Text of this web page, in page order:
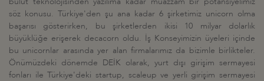
söz konusu. Türkiye'den şu ana kadar 6 şirketimiz unicorn olma
başarısı gösterirken, bu şirketlerden ikisi 10 milyar dolarlık
büyüklüğe erişerek decacorn oldu. İş Konseyimizin üyeleri içinde
bu unicornlar arasında yer alan firmalarımız da bizimle birlikteler.
Önümüzdeki dönemde DEİK olarak, yurt dışı girişim sermayesi
fonları ile Türkiye'deki startup, scaleup ve yerli girişim sermayesi